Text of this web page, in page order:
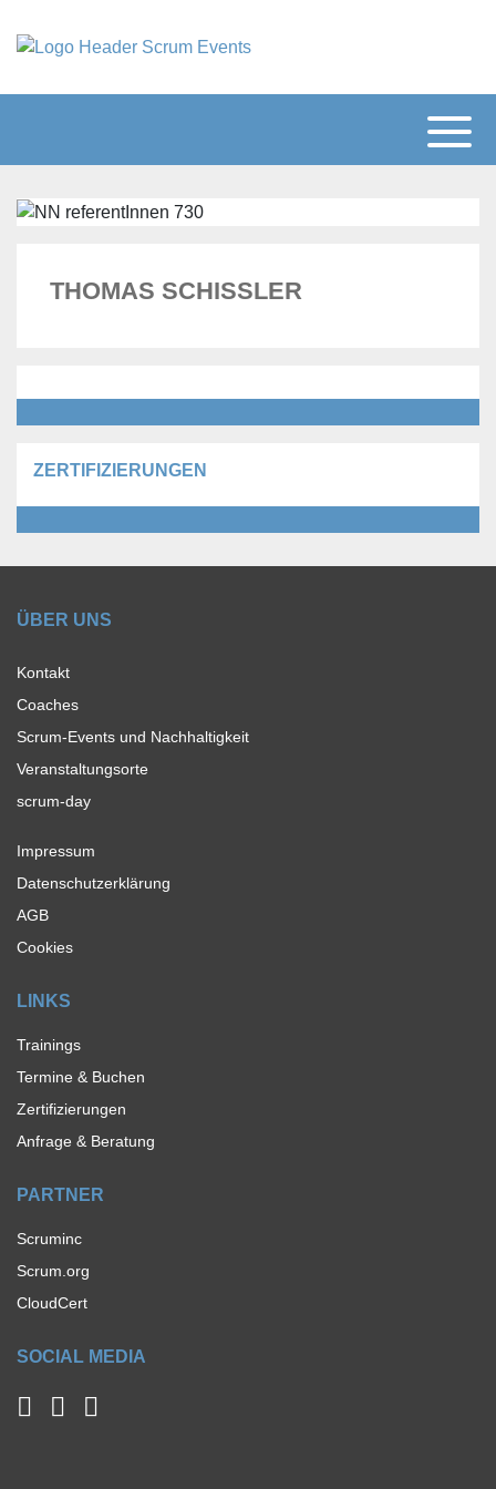
THOMAS SCHISSLER
ZERTIFIZIERUNGEN
ÜBER UNS
Kontakt
Coaches
Scrum-Events und Nachhaltigkeit
Veranstaltungsorte
scrum-day
Impressum
Datenschutzerklärung
AGB
Cookies
LINKS
Trainings
Termine & Buchen
Zertifizierungen
Anfrage & Beratung
PARTNER
Scruminc
Scrum.org
CloudCert
SOCIAL MEDIA